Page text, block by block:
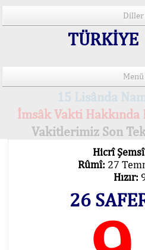
Diller
Menü
15 Lisânda
İmsâk Vakti Hakkında
Vakitlerimiz Son
Hicrî
Rûmî: 27
Hızır:
26